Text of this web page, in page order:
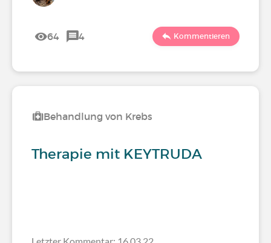
64 4 Kommentieren
Behandlung von Krebs
Therapie mit KEYTRUDA